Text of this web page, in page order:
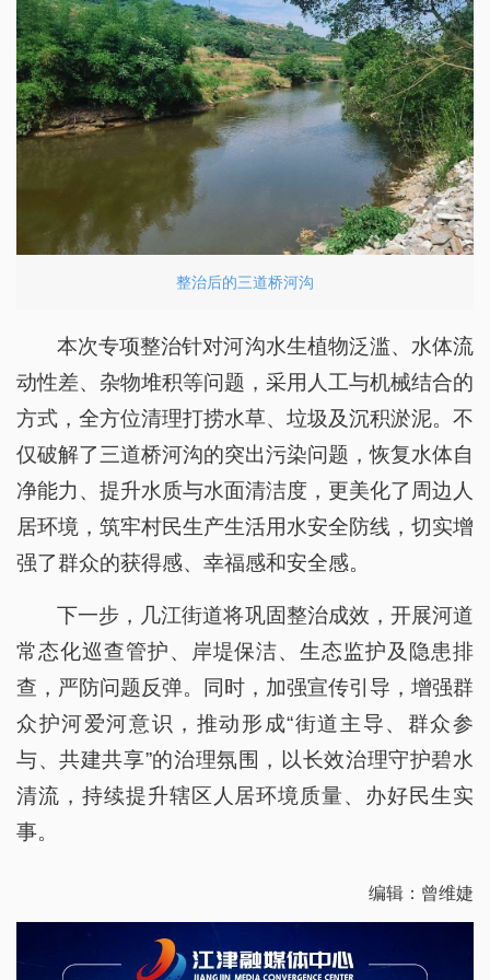
整治后的三道桥河沟
本次专项整治针对河沟水生植物泛滥、水体流
动性差、杂物堆积等问题，采用人工与机械结合的
方式，全方位清理打捞水草、垃圾及沉积淤泥。不
仅破解了三道桥河沟的突出污染问题，恢复水体自
净能力、提升水质与水面清洁度，更美化了周边人
居环境，筑牢村民生产生活用水安全防线，切实增
强了群众的获得感、幸福感和安全感。
下一步，几江街道将巩固整治成效，开展河道
常态化巡查管护、岸堤保洁、生态监护及隐患排
查，严防问题反弹。同时，加强宣传引导，增强群
众护河爱河意识，推动形成“街道主导、群众参
与、共建共享”的治理氛围，以长效治理守护碧水
清流，持续提升辖区人居环境质量、办好民生实
事。
编辑：曾维婕